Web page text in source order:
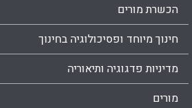
הכשרת מורים
חינוך מיוחד ופסיכולוגיה בחינוך
מדיניות פדגוגיה ותיאוריה
מורים